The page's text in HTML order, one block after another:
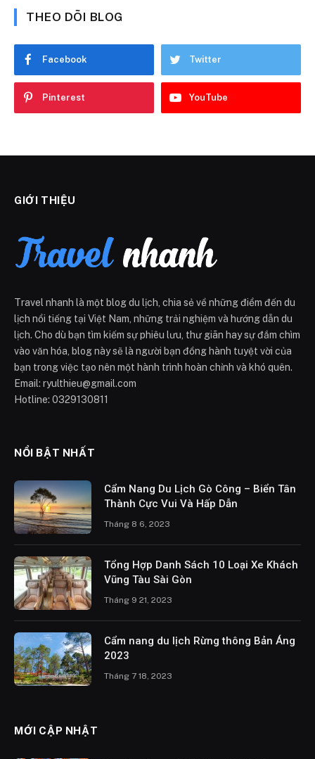
THEO DÕI BLOG
Facebook Twitter
Pinterest YouTube
GIỚI THIỆU
Travel nhanh là một blog du lịch, chia sẻ về những điểm đến du
lịch nổi tiếng tại Việt Nam, những trải nghiệm và hướng dẫn du
lịch. Cho dù bạn tìm kiếm sự phiêu lưu, thư giãn hay sự đắm chìm
vào văn hóa, blog này sẽ là người bạn đồng hành tuyệt vời của
bạn trong việc tạo nên một hành trình hoàn chỉnh và khó quên.
Email: ryulthieu@gmail.com
Hotline: 0329130811
NỔI BẬT NHẤT
Cẩm Nang Du Lịch Gò Công – Biển Tân
Thành Cực Vui Và Hấp Dẫn
Tháng 8 6, 2023
Tổng Hợp Danh Sách 10 Loại Xe Khách
Vũng Tàu Sài Gòn
Tháng 9 21, 2023
Cẩm nang du lịch Rừng thông Bản Áng
2023
Tháng 7 18, 2023
MỚI CẬP NHẬT